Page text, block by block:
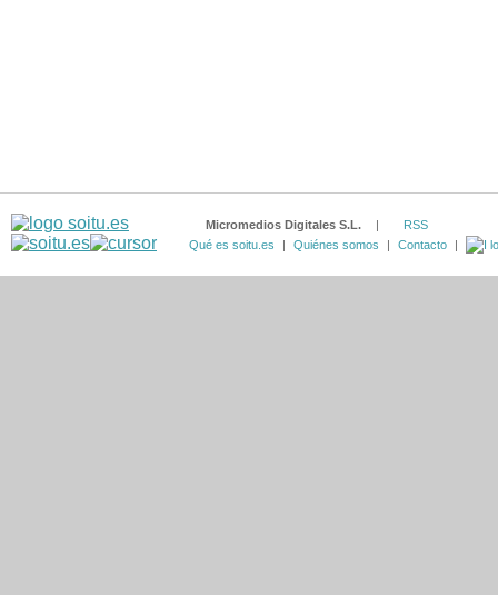
Micromedios Digitales S.L.
RSS
Qué es soitu.es
Quiénes somos Contacto